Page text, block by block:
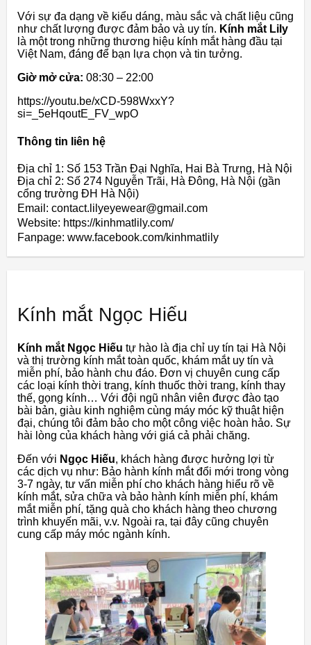
Với sự đa dạng về kiểu dáng, màu sắc và chất liệu cũng
như chất lượng được đảm bảo và uy tín. Kính mắt Lily
là một trong những thương hiệu kính mắt hàng đầu tại
Việt Nam, đáng để bạn lựa chọn và tin tưởng.
Giờ mở cửa: 08:30 – 22:00
https://youtu.be/xCD-598WxxY?
si=_5eHqoutE_FV_wpO
Thông tin liên hệ
Địa chỉ 1: Số 153 Trần Đại Nghĩa, Hai Bà Trưng, Hà Nội
Địa chỉ 2: Số 274 Nguyễn Trãi, Hà Đông, Hà Nội (gần
cổng trường ĐH Hà Nội)
Email: contact.lilyeyewear@gmail.com
Website: https://kinhmatlily.com/
Fanpage: www.facebook.com/kinhmatlily
Kính mắt Ngọc Hiếu
Kính mắt Ngọc Hiếu tự hào là địa chỉ uy tín tại Hà Nội
và thị trường kính mắt toàn quốc, khám mắt uy tín và
miễn phí, bảo hành chu đáo. Đơn vị chuyên cung cấp
các loại kính thời trang, kính thuốc thời trang, kính thay
thế, gọng kính… Với đội ngũ nhân viên được đào tạo
bài bản, giàu kinh nghiệm cùng máy móc kỹ thuật hiện
đại, chúng tôi đảm bảo cho một công việc hoàn hảo. Sự
hài lòng của khách hàng với giá cả phải chăng.
Đến với Ngọc Hiếu, khách hàng được hưởng lợi từ
các dịch vụ như: Bảo hành kính mắt đổi mới trong vòng
3-7 ngày, tư vấn miễn phí cho khách hàng hiểu rõ về
kính mắt, sửa chữa và bảo hành kính miễn phí, khám
mắt miễn phí, tặng quà cho khách hàng theo chương
trình khuyến mãi, v.v. Ngoài ra, tại đây cũng chuyên
cung cấp máy móc ngành kính.